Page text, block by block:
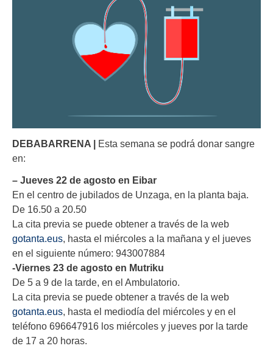
DEBABARRENA | Esta semana se podrá donar sangre
en:
– Jueves 22 de agosto en Eibar
En el centro de jubilados de Unzaga, en la planta baja.
De 16.50 a 20.50
La cita previa se puede obtener a través de la web
gotanta.eus, hasta el miércoles a la mañana y el jueves
en el siguiente número: 943007884
-Viernes 23 de agosto en Mutriku
De 5 a 9 de la tarde, en el Ambulatorio.
La cita previa se puede obtener a través de la web
gotanta.eus, hasta el mediodía del miércoles y en el
teléfono 696647916 los miércoles y jueves por la tarde
de 17 a 20 horas.